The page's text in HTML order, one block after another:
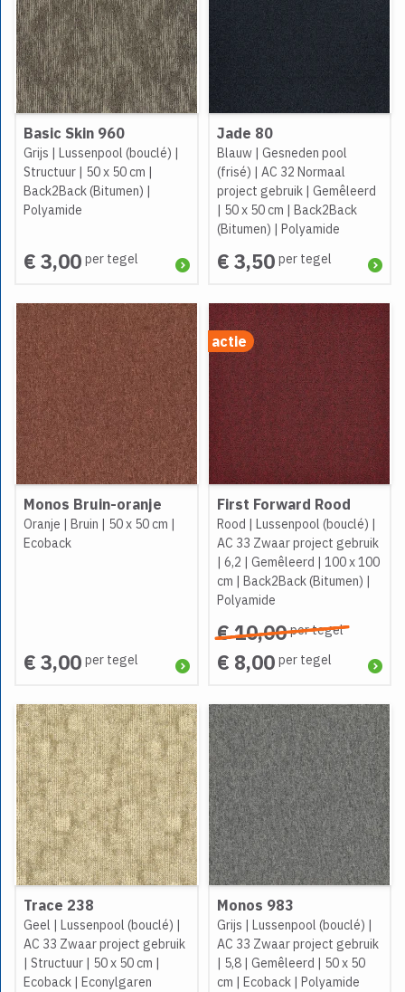
Basic Skin 960
Grijs | Lussenpool (bouclé) |
Structuur | 50 x 50 cm |
Back2Back (Bitumen) |
Polyamide
€ 3,00 per tegel
Jade 80
Blauw| Gesneden pool
(frisé) | AC 32 Normaal
project gebruik| Gemêleerd
| 50 x 50 cm | Back2Back
(Bitumen) | Polyamide
€ 3,50 per tegel
Monos Bruin-oranje
Oranje | Bruin | 50 x 50 cm |
Ecoback
€ 3,00 per tegel
actie
First Forward Rood
Rood | Lussenpool (bouclé) |
AC 33 Zwaar project gebruik
| 6,2 | Gemêleerd | 100 x 100
cm | Back2Back (Bitumen) |
Polyamide
€ 10,00 per tegel
€ 8,00 per tegel
Trace 238
Geel | Lussenpool (bouclé) |
AC 33 Zwaar project gebruik
| Structuur | 50 x 50 cm |
Ecoback | Econylgaren
Monos 983
Grijs | Lussenpool (bouclé) |
AC 33 Zwaar project gebruik
| 5,8| Gemêleerd | 50 x 50
cm | Ecoback| Polyamide